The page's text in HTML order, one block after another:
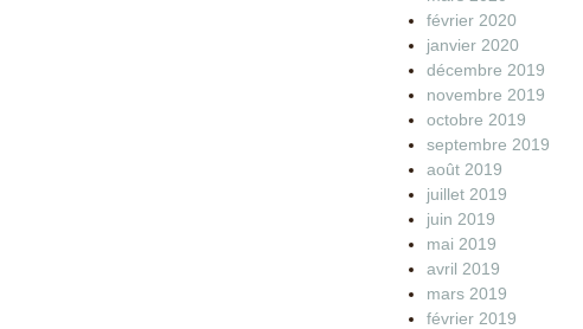
février 2020
janvier 2020
décembre 2019
novembre 2019
octobre 2019
septembre 2019
août 2019
juillet 2019
juin 2019
mai 2019
avril 2019
mars 2019
février 2019